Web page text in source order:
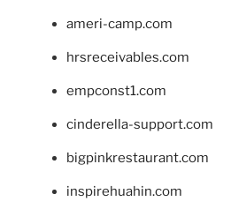
ameri-camp.com
hrsreceivables.com
empconst1.com
cinderella-support.com
bigpinkrestaurant.com
inspirehuahin.com